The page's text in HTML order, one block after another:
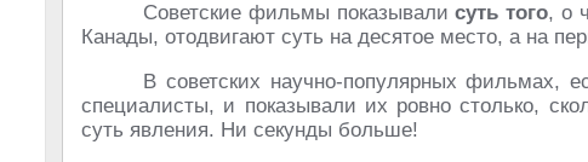
Советские фильмы показывалисуть того, о
Канады, отодвигают суть на десятое место, а на
В советских научно-популярных фильмах,
специалисты, и показывали их ровно столько,
суть явления. Ни секунды больше!